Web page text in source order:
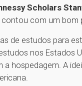
Scholars
com um bom
de estudos para
nos Estados
a hospedagem. A